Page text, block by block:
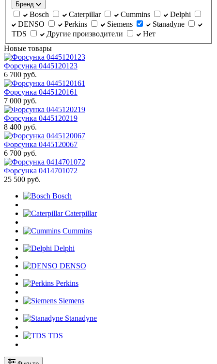
Бренд
Bosch Caterpillar Cummins
Delphi
DENSO
Perkins Siemens
Stanadyne
TDS
Другие производители
Нет
Новые товары
Форсунка 0445120123
6 700 руб.
Форсунка 0445120161
7 000 руб.
Форсунка 0445120219
8 400 руб.
Форсунка 0445120067
6 700 руб.
Форсунка 0414701072
25 500 руб.
Bosch
Caterpillar
Cummins
Delphi
DENSO
Perkins
Siemens
Stanadyne
TDS